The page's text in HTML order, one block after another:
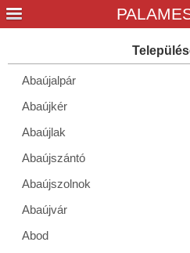
Abaújalpár
Abaújkér
Abaújlak
Abaújszántó
Abaújszolnok
Abaújvár
Abod